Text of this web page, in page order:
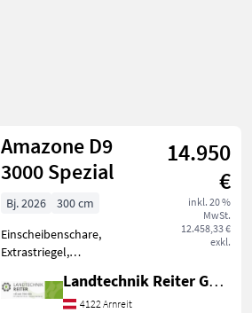
Amazone D9
3000 Spezial
14.950
€
inkl. 20 %
MwSt.
12.458,33 €
exkl.
Bj. 2026
300 cm
Einscheibenschare,
Extrastriegel,
Fahrwerk Amazone D9 3000
Landtechnik Reiter GmbH.
4122 Arnreit